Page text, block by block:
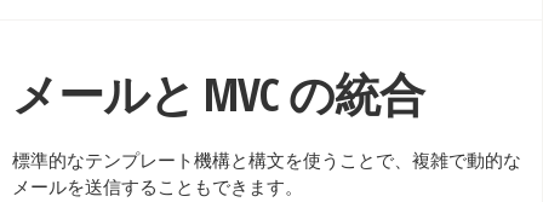
メールと MVC の統合
標準的なテンプレート機構と構文を使うことで、複雑で動的な
メールを送信することもできます。